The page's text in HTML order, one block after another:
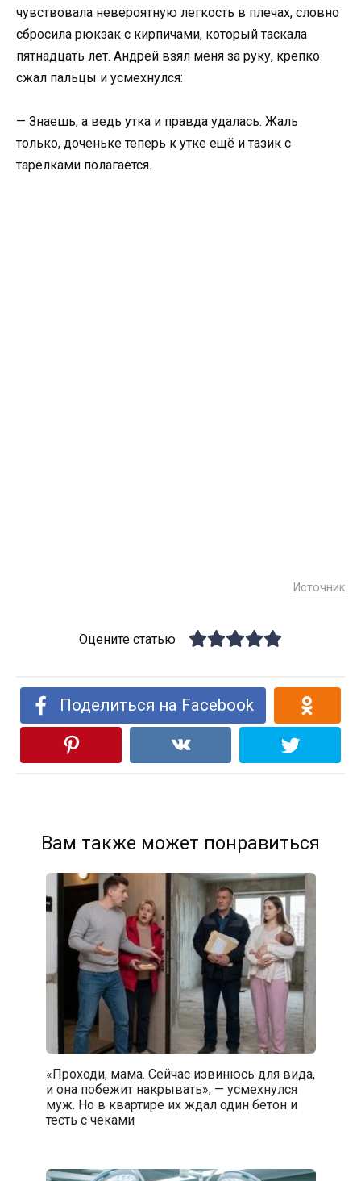
чувствовала невероятную легкость в плечах, словно
сбросила рюкзак с кирпичами, который таскала
пятнадцать лет. Андрей взял меня за руку, крепко
сжал пальцы и усмехнулся:
— Знаешь, а ведь утка и правда удалась. Жаль
только, доченьке теперь к утке ещё и тазик с
тарелками полагается.
Источник
Оцените статью
Поделиться на Facebook
Вам также может понравиться
«Проходи, мама. Сейчас извинюсь для вида,
и она побежит накрывать», — усмехнулся
муж. Но в квартире их ждал один бетон и
тесть с чеками